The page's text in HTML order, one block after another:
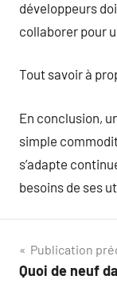
développeurs
collaborer pour
Tout savoir à
En conclusion,
simple
s’adapte
besoins de ses
de
Publication
Quoi de neuf